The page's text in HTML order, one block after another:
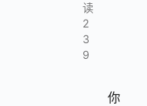
读
2
3
9
你